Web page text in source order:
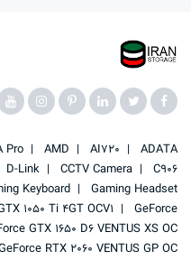
ADATA
AI720
AMD
Pro
C906
CCTV Camera
D-Link
Gaming Headset
Keyboard
GeForce
1050 Ti 4GT OCV1
GTX 1650 D6 VENTUS XS OC
RTX 2060 VENTUS GP OC